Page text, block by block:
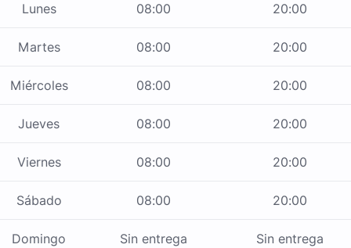
Lunes 08:00 20:00
Martes 08:00 20:00
Miércoles 08:00 20:00
Jueves 08:00 20:00
Viernes 08:00 20:00
Sábado 08:00 20:00
Domingo Sin entrega Sin entrega